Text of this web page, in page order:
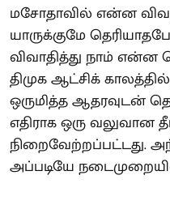
மசோதாவில் என்ன
யாருக்குமே
விவாதித்து நாம்
திமுக ஆட்சிக்
ஒருமித்த ஆதரவுடன்
எதிராக ஒரு வலுவான
நிறைவேற்றப்பட்டது.
அப்படியே